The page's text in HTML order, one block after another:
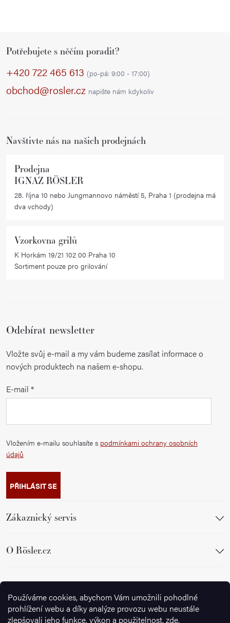
Používáme cookies, abychom Vám umožnili pohodlné
prohlížení webu a díky analýze provozu webu neustále
zlepšovali jeho funkce, výkon a použitelnost. zde.
Potřebujete s něčím poradit?
+420 722 465 613 (po-pá: 9:00 - 17:00)
obchod@rosler.cz napište nám kdykoliv
Navštivte nás na našich prodejnách
Prodejna
IGNAZ RÖSLER
28. října 10 nebo Jungmannovo náměstí 5, Praha 1 (prodejna má
dva vchody)
Vzorkovna grilů
K Horkám 19/21 102 00 Praha 10
Sortiment pouze pro grilování
Odebírat newsletter
Vložte svůj e-mail a my vám budeme zasílat informace o
nových produktech na našem e-shopu.
E-mail
Vložením e-mailu souhlasíte s podmínkami ochrany osobních
údajů
PŘIHLÁSIT SE
Zákaznický servis
O Rösler.cz
Sledujte nás